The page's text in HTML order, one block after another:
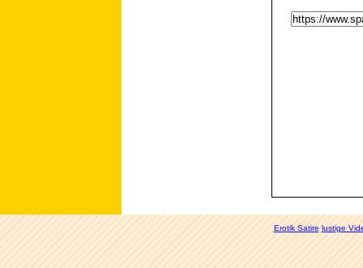
Erotik Satire lustige